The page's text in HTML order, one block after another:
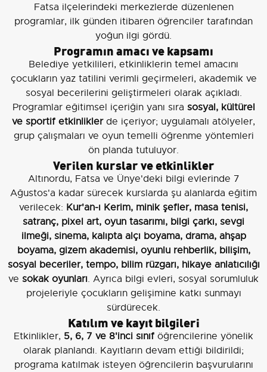
Fatsa ilçelerindeki merkezlerde düzenlenen
programlar, ilk günden itibaren öğrenciler tarafından
yoğun ilgi gördü.
Programın amacı ve kapsamı
Belediye yetkilileri, etkinliklerin temel amacını
çocukların yaz tatilini verimli geçirmeleri, akademik ve
sosyal becerilerini geliştirmeleri olarak açıkladı.
Programlar eğitimsel içeriğin yanı sıra sosyal, kültürel
ve sportif etkinliklerde içeriyor; uygulamalı atölyeler,
grup çalışmaları ve oyun temelli öğrenme yöntemleri
ön planda tutuluyor.
Verilen kurslar ve etkinlikler
Altınordu, Fatsa ve Ünye'deki bilgi evlerinde 7
Ağustos'a kadar sürecek kurslarda şu alanlarda eğitim
verilecek: Kur'an-ı Kerim, minik şefler, masa tenisi,
satranç, pixel art, oyun tasarımı, bilgi çarkı, sevgi
ilmeği, sinema, kalıpta alçı boyama, drama, ahşap
boyama, gizem akademisi, oyunlu rehberlik, bilişim,
sosyal beceriler, tempo, bilim rüzgarı, hikaye anlatıcılığı
ve sokak oyunları. Ayrıca bilgi evleri, sosyal sorumluluk
projeleriyle çocukların gelişimine katkı sunmayı
sürdürecek.
Katılım ve kayıt bilgileri
Etkinlikler, 5, 6, 7 ve 8'inci sınıf öğrencilerine yönelik
olarak planlandı. Kayıtların devam ettiği bildirildi;
programa katılmak isteyen öğrencilerin başvurularını